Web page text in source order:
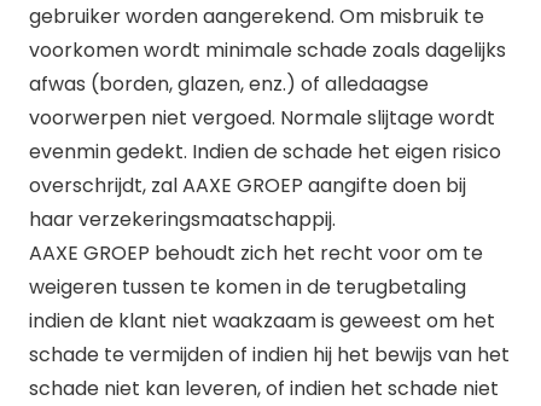
gebruiker worden aangerekend. Om misbruik te
voorkomen wordt minimale schade zoals dagelijks
afwas (borden, glazen, enz.) of alledaagse
voorwerpen niet vergoed. Normale slijtage wordt
evenmin gedekt. Indien de schade het eigen risico
overschrijdt, zal AAXE GROEP aangifte doen bij
haar verzekeringsmaatschappij.
AAXE GROEP behoudt zich het recht voor om te
weigeren tussen te komen in de terugbetaling
indien de klant niet waakzaam is geweest om het
schade te vermijden of indien hij het bewijs van het
schade niet kan leveren, of indien het schade niet